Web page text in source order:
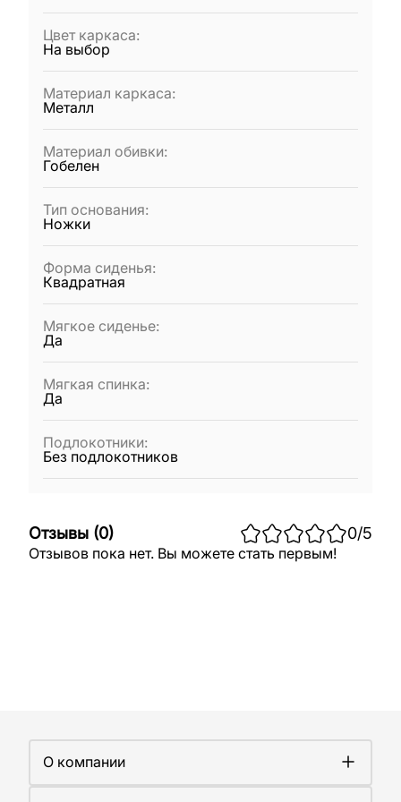
Цвет каркаса:
На выбор
Материал каркаса:
Металл
Материал обивки:
Гобелен
Тип основания:
Ножки
Форма сиденья:
Квадратная
Мягкое сиденье:
Да
Мягкая спинка:
Да
Подлокотники:
Без подлокотников
Отзывы (0) 0/5
Отзывов пока нет. Вы можете стать первым!
О компании